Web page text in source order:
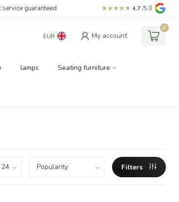
guaranteed 4.7 /5.0
EUR My account
0
lamps Seating furniture
Filters